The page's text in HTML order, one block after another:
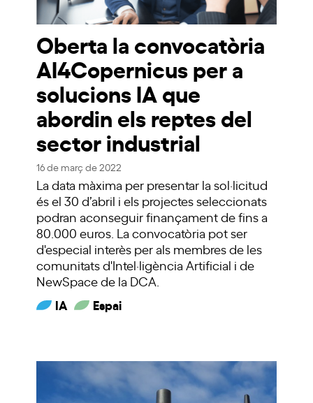
Oberta la convocatòria
AI4Copernicus per a
solucions IA que
abordin els reptes del
sector industrial
16 de març de 2022
La data màxima per presentar la sol·licitud
és el 30 d’abril i els projectes seleccionats
podran aconseguir finançament de fins a
80.000 euros. La convocatòria pot ser
d'especial interès per als membres de les
comunitats d'Intel·ligència Artificial i de
NewSpace de la DCA.
IA Espai